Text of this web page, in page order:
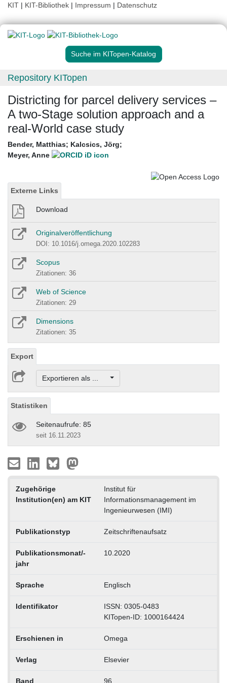
KIT | KIT-Bibliothek | Impressum | Datenschutz
Suche im KITopen-Katalog
Repository KITopen
Districting for parcel delivery services –
A two-Stage solution approach and a
real-World case study
Bender, Matthias; Kalcsics, Jörg;
Meyer, Anne
Externe Links
Download
Originalveröffentlichung
DOI: 10.1016/j.omega.2020.102283
Scopus
Zitationen: 36
Web of Science
Zitationen: 29
Dimensions
Zitationen: 35
Export
Exportieren als ...
Statistiken
Seitenaufrufe: 85
seit 16.11.2023
Zugehörige
Institution(en) am KIT
Institut für
Informationsmanagement im
Ingenieurwesen (IMI)
Publikationstyp Zeitschriftenaufsatz
Publikationsmonat/-
jahr
10.2020
Sprache Englisch
Identifikator
ISSN: 0305-0483
KITopen-ID: 1000164424
Erschienen in Omega
Verlag Elsevier
Band 96